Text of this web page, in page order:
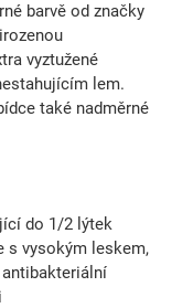
barvě od značky
vyztužené
lem.
také nadměrné
do 1/2 lýtek
s vysokým leskem,